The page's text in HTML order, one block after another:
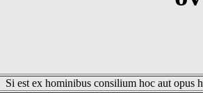
Si est ex hominibus consilium hoc aut opus